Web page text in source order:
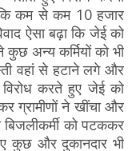
कम से कम 10 हजार
ऐसा बढ़ा कि जेई को
कुछ अन्य कर्मियों को भी
वहां से हटाने लगे और
करते हुए जेई को
ग्रामीणों ने खींचा और
को पटककर
कुछ और दुकानदार भी